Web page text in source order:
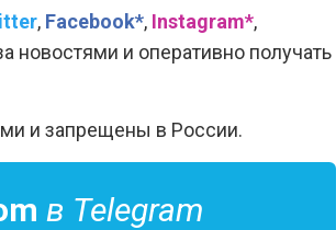
, Facebook*, Instagram*,
новостями и оперативно получать
и запрещены в России.
в Telegram